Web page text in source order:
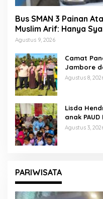
Bus SMAN 3 Painan
Muslim Arif: Hanya
Agustus 9, 2026
Camat
Jambore
kepada
Agustus 8,
Lisda
anak
Agustus 3,
PARIWISATA